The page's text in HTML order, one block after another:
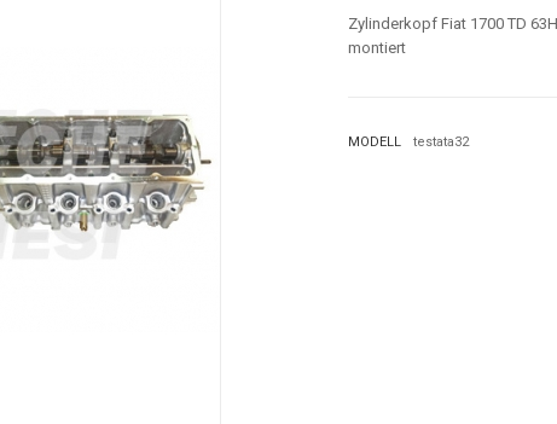
Zylinderkopf Fiat 1700 TD
montiert
MODELL testata32